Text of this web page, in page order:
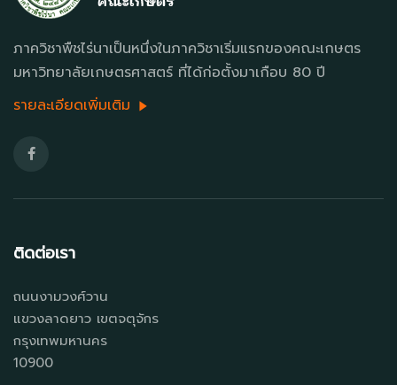
ภาควิชาพืชไร่นาเป็นหนึ่งในภาควิชาเริ่มแรกของคณะเกษตร
มหาวิทยาลัยเกษตรศาสตร์ ที่ได้ก่อตั้งมาเกือบ 80 ปี
รายละเอียดเพิ่มเติม
ติดต่อเรา
ถนนงามวงศ์วาน
แขวงลาดยาว เขตจตุจักร
กรุงเทพมหานคร
10900